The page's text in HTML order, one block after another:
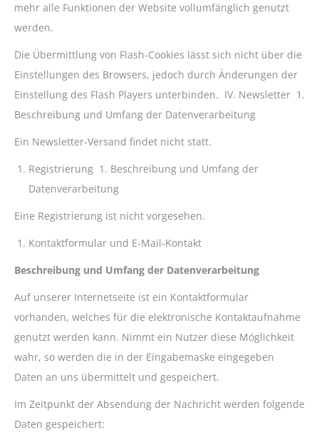
mehr alle Funktionen der Website vollumfänglich genutzt
werden.
Die Übermittlung von Flash-Cookies lässt sich nicht über die
Einstellungen des Browsers, jedoch durch Änderungen der
Einstellung des Flash Players unterbinden. IV. Newsletter 1.
Beschreibung und Umfang der Datenverarbeitung
Ein Newsletter-Versand findet nicht statt.
Registrierung 1. Beschreibung und Umfang der
Datenverarbeitung
Eine Registrierung ist nicht vorgesehen.
Kontaktformular und E-Mail-Kontakt
Beschreibung und Umfang der Datenverarbeitung
Auf unserer Internetseite ist ein Kontaktformular
vorhanden, welches für die elektronische Kontaktaufnahme
genutzt werden kann. Nimmt ein Nutzer diese Möglichkeit
wahr, so werden die in der Eingabemaske eingegeben
Daten an uns übermittelt und gespeichert.
Im Zeitpunkt der Absendung der Nachricht werden folgende
Daten gespeichert: